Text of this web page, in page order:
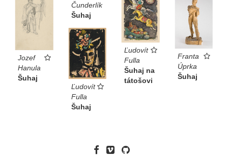
Čunderlík
Šuhaj
Jozef
Hanula
Šuhaj
Ľudovít
Fulla
Šuhaj na
tátošovi
Franta
Úprka
Šuhaj
Ľudovít
Fulla
Šuhaj